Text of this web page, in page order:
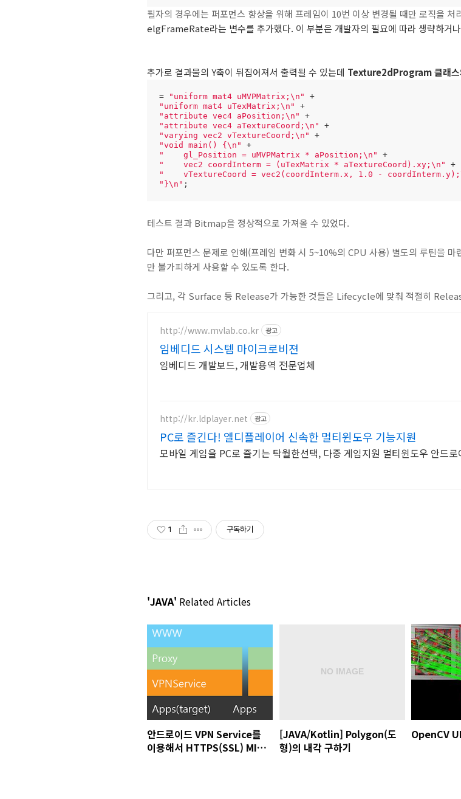
필자의 경우에는 퍼포먼스 향상을 위해 프레임이 10번 이상 변경될 때만 로직을 처
elgFrameRate라는 변수를 추가했다. 이 부분은 개발자의 필요에 따라 생략하거
추가로 결과물의 Y축이 뒤집어져서 출력될 수 있는데 Texture2dProgram 클래스
= "uniform mat4 uMVPMatrix;\n"
"uniform mat4 uTexMatrix;\n"
"attribute vec4 aPosition;\n"
"attribute vec4 aTextureCoord;\n"
"varying vec2 vTextureCoord;\n"
"void main() {\n"
"    gl_Position = uMVPMatrix * aPosition;\n"
"    vec2 coordInterm = (uTexMatrix * aTextureCoord).xy;\n"
"    vTextureCoord = vec2(coordInterm.x, 1.0 -
"}\n" ;
테스트 결과 Bitmap을 정상적으로 가져올 수 있었다.
다만 퍼포먼스 문제로 인해(프레임 변화 시 5~10%의 CPU 사용) 별도의 루틴을
만 불가피하게 사용할 수 있도록 한다.
그리고, 각 Surface 등 Release가 가능한 것들은 Lifecycle에 맞춰 적절히
http://www.mvlab.co.kr 광고
임베디드 시스템 마이크로비젼
임베디드 개발보드, 개발용역 전문업체
http://kr.ldplayer.net 광고
PC로 즐긴다! 엘디플레이어 신속한 멀티윈도우 기능지원
모바일 게임을 PC로 즐기는 탁월한선택, 다중 게임지원 멀티윈도우 안드로
1 구독하기
'JAVA' Related Articles
안드로이드 VPN Service를
이용해서 HTTPS(SSL) MITM
[JAVA/Kotlin] Polygon(도
형)의 내각 구하기
OpenCV